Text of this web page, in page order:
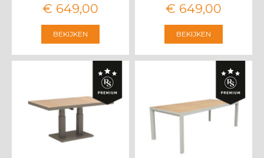
€ 649,00
BEKIJKEN
€ 649,00
BEKIJKEN